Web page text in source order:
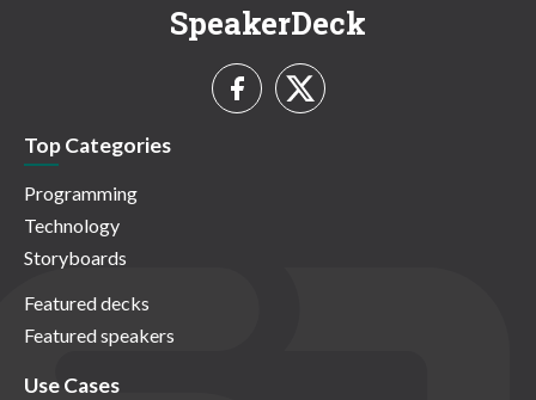
SpeakerDeck
Top Categories
Programming
Technology
Storyboards
Featured decks
Featured speakers
Use Cases